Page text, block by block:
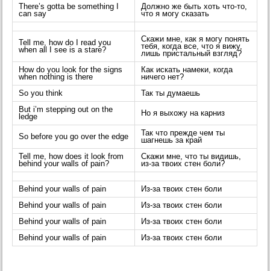
There’s gotta be something I
can say
Должно же быть хоть что-то,
что я могу сказать
Tell me, how do I read you
when all I see is a stare?
Скажи мне, как я могу понять
тебя, когда все, что я вижу,
лишь пристальный взгляд?
How do you look for the signs
when nothing is there
Как искать намеки, когда
ничего нет?
So you think
Так ты думаешь
But i’m stepping out on the
ledge
Но я выхожу на карниз
So before you go over the edge
Так что прежде чем ты
шагнешь за край
Tell me, how does it look from
behind your walls of pain?
Скажи мне, что ты видишь,
из-за твоих стен боли?
Behind your walls of pain
Из-за твоих стен боли
Behind your walls of pain
Из-за твоих стен боли
Behind your walls of pain
Из-за твоих стен боли
Behind your walls of pain
Из-за твоих стен боли